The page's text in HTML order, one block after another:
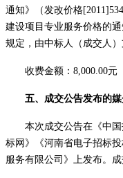
通知》（发改价格
建设项目专业服务价格的
规定，由中标人（成交人）
收费金额： 8,000.00元
五、成交公告发布的
本次成交公告在《中
标网》《河南省电子招标
服务有限公司》上发布。